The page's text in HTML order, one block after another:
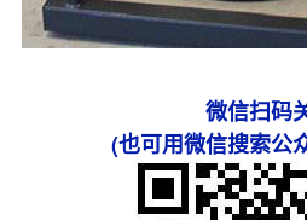
微信扫码
(也可用微信搜索公